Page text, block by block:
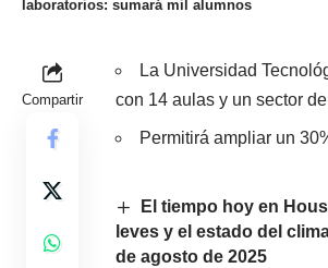
laboratorios: sumará mil alumnos
Compartir
La Universidad
con 14 aulas y un sector
Permitirá ampliar un
El tiempo hoy en
leves y el estado del
de agosto de 2025